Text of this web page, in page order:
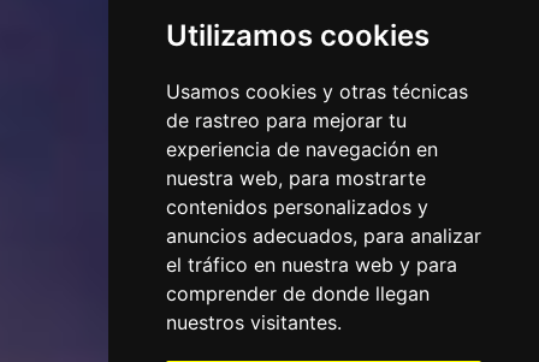
Utilizamos cookies
Usamos cookies y otras técnicas
de rastreo para mejorar tu
experiencia de navegación en
nuestra web, para mostrarte
contenidos personalizados y
anuncios adecuados, para analizar
el tráfico en nuestra web y para
comprender de donde llegan
nuestros visitantes.